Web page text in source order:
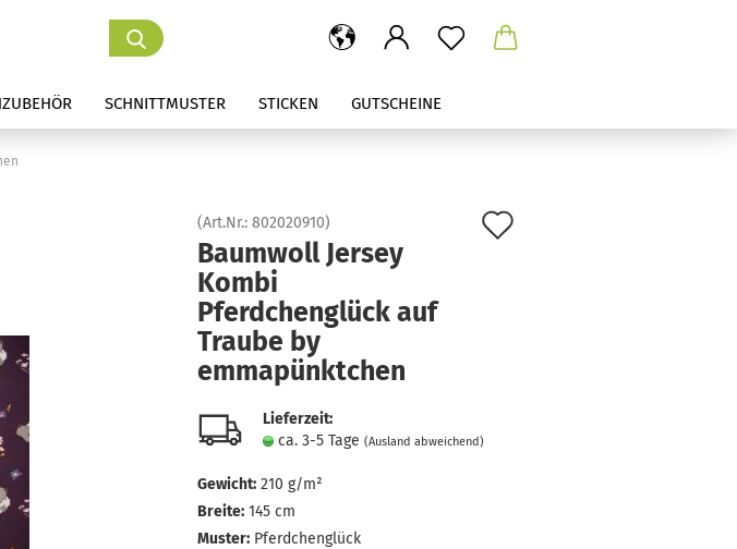
SCHNITTMUSTER STICKEN GUTSCHEINE
(Art.Nr.: 802020910)
Baumwoll Jersey
Kombi
Pferdchenglück auf
Traube by
emmapünktchen
Lieferzeit:
ca. 3-5 Tage (Ausland abweichend)
Gewicht: 210 g/m²
Breite: 145 cm
Muster: Pferdchenglück